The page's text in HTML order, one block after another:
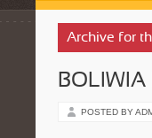
Archive for
POSTED BY